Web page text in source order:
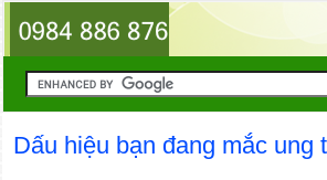
Dấu hiệu bạn đang mắc ung